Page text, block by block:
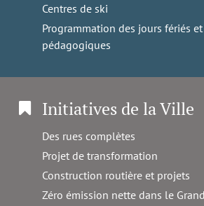
Centres de ski
Programmation des jours fériés
pédagogiques
Initiatives de la Ville
Des rues complètes
Projet de transformation
Construction routière et projets
Zéro émission nette dans le